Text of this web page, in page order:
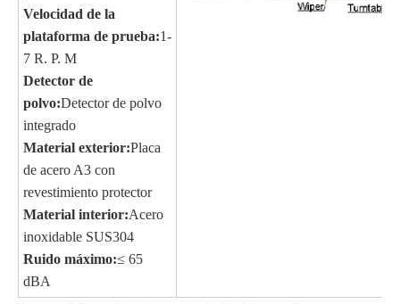
Velocidad de la
plataforma de prueba:1-
7 R. P. M
Detector de
polvo:Detector de polvo
integrado
Material exterior:Placa
de acero A3 con
revestimiento protector
Material interior:Acero
inoxidable SUS304
Ruido máximo:≤ 65
dBA